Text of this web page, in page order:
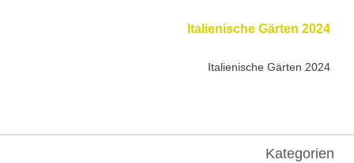
Italienische Gärten 2024
Italienische Gärten 2024
Kategorien